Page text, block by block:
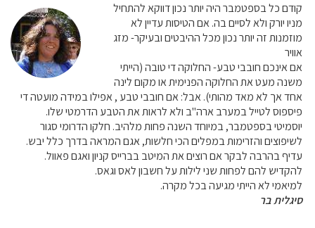
קודם כל בספטמבר היה יותר נכון דווקא להתחיל
מניו יורק ולא לסיים בה. אם הטיסות עדיין לא
מוזמנות זה יותר נכון מכל ההיבטים ובעיקר- מזג
אוויר
אם אינכם חובבי טבע- החלוקה די טובה (הייתי
משנה מעט את החלוקה הפנימית או מקום לינה
אחד אך לא מאד מהותי). אבל: אם חובבי טבע , אפילו במידה מועטה די
פיספוס לטייל במערב ארה"ב ולא לראות את הטבע הדרמטי שלו.
יוסמיטי בספטמבר, במיוחד השנה פחות מלהיב. חלקו הדרומי סגור
לשיפוצים והזרימות במפלים הכי חלשות, אגם המראה בדרך כלל יבש.
עדיף בהרבה לבקר אם רוצים את המיטב בברייס קניון ואגם פאוול.
להקדיש להם לפחות שני לילות על חשבון לאס וגאס.
למיאמי לא הייתי מגיעה בכל מקרה.
סיגלית בר